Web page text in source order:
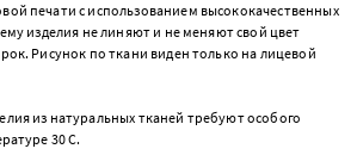
печати с использованием высококачественных
изделия не линяют и не меняют свой цвет
Рисунок по ткани виден только на лицевой
из натуральных тканей требуют особого
30 С.